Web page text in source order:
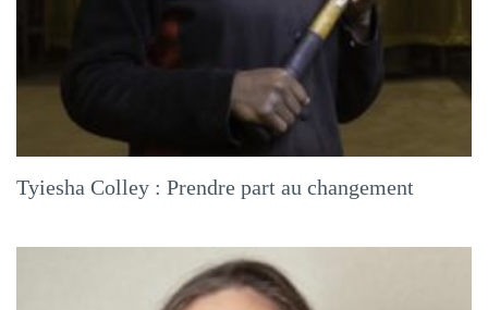
Tyiesha Colley : Prendre part au changement